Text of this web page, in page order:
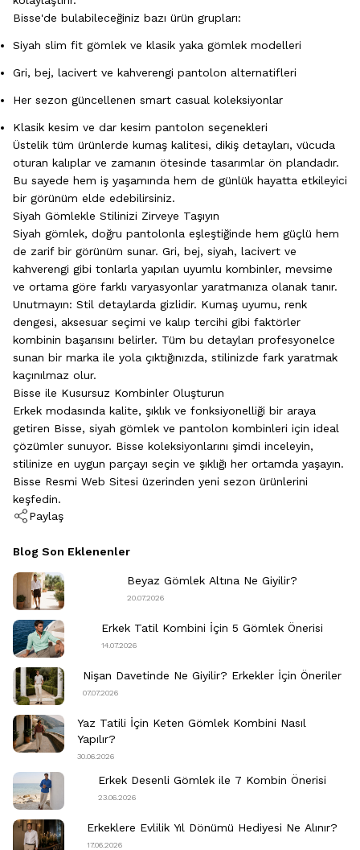
Bisse'de bulabileceğiniz bazı ürün grupları:
Siyah slim fit gömlek ve klasik yaka gömlek modelleri
Gri, bej, lacivert ve kahverengi pantolon alternatifleri
Her sezon güncellenen smart casual koleksiyonlar
Klasik kesim ve dar kesim pantolon seçenekleri
Üstelik tüm ürünlerde kumaş kalitesi, dikiş detayları, vücuda
oturan kalıplar ve zamanın ötesinde tasarımlar ön plandadır.
Bu sayede hem iş yaşamında hem de günlük hayatta etkileyici
bir görünüm elde edebilirsiniz.
Siyah Gömlekle Stilinizi Zirveye Taşıyın
Siyah gömlek, doğru pantolonla eşleştiğinde hem güçlü hem
de zarif bir görünüm sunar. Gri, bej, siyah, lacivert ve
kahverengi gibi tonlarla yapılan uyumlu kombinler, mevsime
ve ortama göre farklı varyasyonlar yaratmanıza olanak tanır.
Unutmayın: Stil detaylarda gizlidir. Kumaş uyumu, renk
dengesi, aksesuar seçimi ve kalıp tercihi gibi faktörler
kombinin başarısını belirler. Tüm bu detayları profesyonelce
sunan bir marka ile yola çıktığınızda, stilinizde fark yaratmak
kaçınılmaz olur.
Bisse ile Kusursuz Kombinler Oluşturun
Erkek modasında kalite, şıklık ve fonksiyonelliği bir araya
getiren Bisse, siyah gömlek ve pantolon kombinleri için ideal
çözümler sunuyor. Bisse koleksiyonlarını şimdi inceleyin,
stilinize en uygun parçayı seçin ve şıklığı her ortamda yaşayın.
Bisse Resmi Web Sitesi üzerinden yeni sezon ürünlerini
keşfedin.
Paylaş
Blog Son Eklenenler
Beyaz Gömlek Altına Ne Giyilir?
20.07.2026
Erkek Tatil Kombini​ İçin 5 Gömlek Önerisi
14.07.2026
Nişan Davetinde Ne Giyilir​? Erkekler İçin Öneriler
07.07.2026
Yaz Tatili İçin Keten Gömlek Kombini Nasıl
Yapılır?
30.06.2026
Erkek Desenli Gömlek ile 7 Kombin Önerisi
23.06.2026
Erkeklere Evlilik Yıl Dönümü Hediyesi Ne Alınır?
17.06.2026